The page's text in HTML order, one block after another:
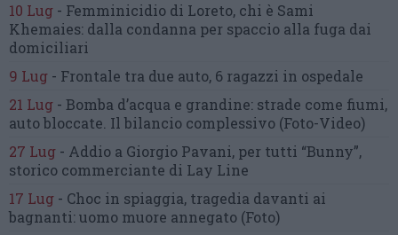
10 Lug - Femminicidio di Loreto, chi è Sami
Khemaies: dalla condanna per spaccio alla fuga dai
domiciliari
9 Lug - Frontale tra due auto, 6 ragazzi in ospedale
21 Lug - Bomba d’acqua e grandine: strade come fiumi,
auto bloccate. Il bilancio complessivo (Foto-Video)
27 Lug - Addio a Giorgio Pavani, per tutti “Bunny”,
storico commerciante di Lay Line
17 Lug - Choc in spiaggia, tragedia davanti ai
bagnanti:uomo muore annegato (Foto)